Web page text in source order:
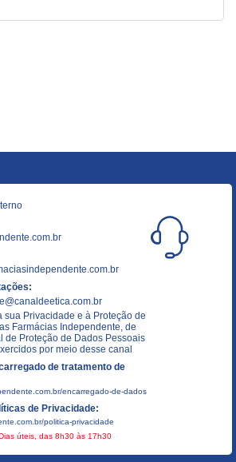
sua Privacidade e à Proteção de
Farmácias Independente, de
de Proteção de Dados Pessoais
por meio desse canal
de tratamento de
encarregado-de-dados
de Privacidade:
politica-privacidade
úteis, das 8h30 às 17h30